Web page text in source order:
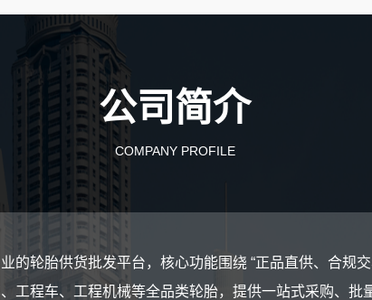
公司简介
COMPANY PROFILE
的轮胎供货批发平台，核心功能围绕 “正品直供、合规
工程车、工程机械等全品类轮胎，提供一站式采购、